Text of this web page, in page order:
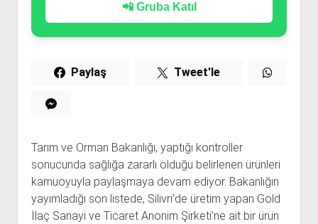
📲 Gruba Katıl
Paylaş Tweet'le
Tarım ve Orman Bakanlığı, yaptığı kontroller
sonucunda sağlığa zararlı olduğu belirlenen ürünleri
kamuoyuyla paylaşmaya devam ediyor. Bakanlığın
yayımladığı son listede, Silivri’de üretim yapan Gold
İlaç Sanayi ve Ticaret Anonim Şirketi’ne ait bir ürün